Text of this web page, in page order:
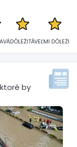
DÔLEŽITÁVEĽMI DÔLEŽITÁ
by